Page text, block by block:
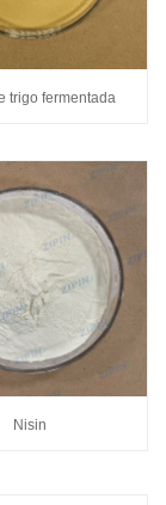
trigo fermentada
Nisin